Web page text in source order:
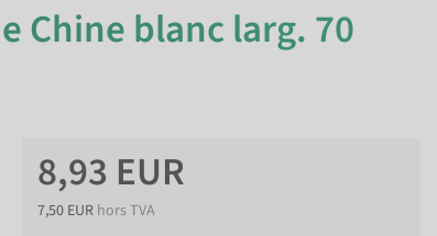
Chine blanc larg. 70
8,93 EUR
7,50 EUR hors TVA